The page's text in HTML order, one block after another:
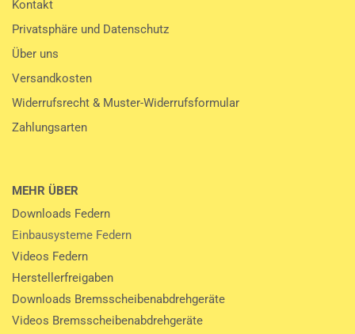
Kontakt
Privatsphäre und Datenschutz
Über uns
Versandkosten
Widerrufsrecht & Muster-Widerrufsformular
Zahlungsarten
MEHR ÜBER
Downloads Federn
Einbausysteme Federn
Videos Federn
Herstellerfreigaben
Downloads Bremsscheibenabdrehgeräte
Videos Bremsscheibenabdrehgeräte